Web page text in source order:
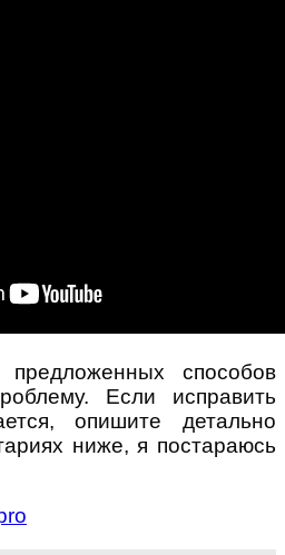
способов
Если исправить
опишите детально
ниже, я постараюсь